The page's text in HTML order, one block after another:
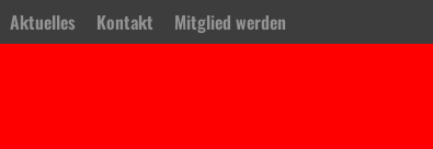
Aktuelles Kontakt Mitglied werden